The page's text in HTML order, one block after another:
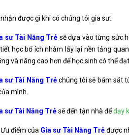
nhận được gì khi có chúng tôi gia sư:
sư Tài Năng Trẻ sẽ dựa vào từng sức
học bổ ích nhằm lấy lại nền tảng
và nâng cao hơn để học sinh có thể
sư Tài Năng Trẻchúng tôi sẽ bám sát
mình.
sư Tài Năng Trẻsẽ đến tận nhà đểdạy
điểm của Gia sư Tài Năng Trẻđược